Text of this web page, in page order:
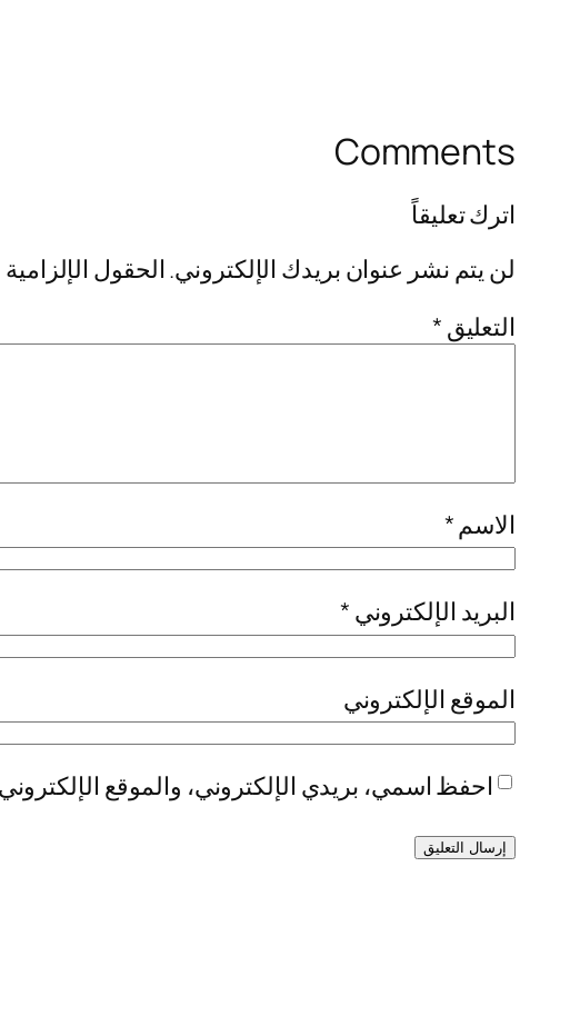
Comments
اترك تعليقاً
لن يتم نشر عنوان بريدك الإلكتروني. الحقول
التعليق *
الاسم *
البريد الإلكتروني *
الموقع الإلكتروني
احفظ اسمي، بريدي الإلكتروني، والموقع